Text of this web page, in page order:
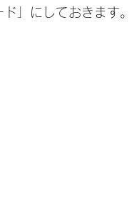
」にしておきます。